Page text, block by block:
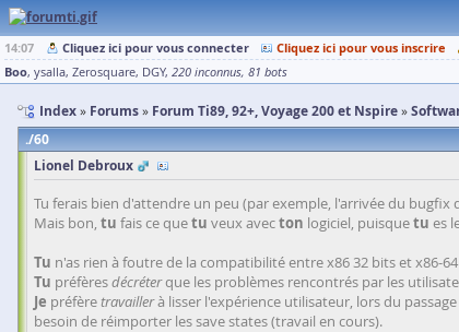
14:07 Cliquez ici pour vous connecter Cliquez ici pour vous inscrire
Boo ysalla Zerosquare DGY 220 inconnus 81 bots
Index Forums Forum Ti89, 92+, Voyage 200 et Nspire
60
Lionel Debroux
Tu ferais bien d'attendre un peu (par exemple, l'arrivée du bugfix
Mais bon, tu fais ce quetu veux avecton logiciel, puisquetu es
Tu n'as rien à foutre de la compatibilité entre x86 32 bits et x86-
Tu préfèresdécréterque les problèmes rencontrés par les
Je préfèretravaillerà lisser l'expérience utilisateur, lors du
besoin de réimporter les save states (travail en cours).